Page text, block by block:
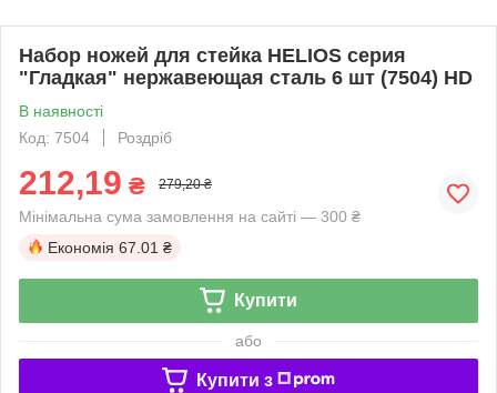
Набор ножей для стейка HELIOS серия
"Гладкая" нержавеющая сталь 6 шт (7504) HD
В наявності
Код: 7504
Роздріб
212,19 ₴ 279,20 ₴
Мінімальна сума замовлення на сайті — 300 ₴
Економія 67.01 ₴
Купити
або
Купити з